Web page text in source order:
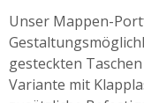
Unser Mappen-
gesteckten
Variante mit